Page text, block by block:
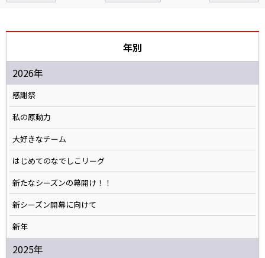
年別
2026年
感謝祭
私の原動力
大好きなチーム
はじめてのなでしこリーグ
新たなシーズンの幕開け！！
新シーズン開幕に向けて
新年
2025年